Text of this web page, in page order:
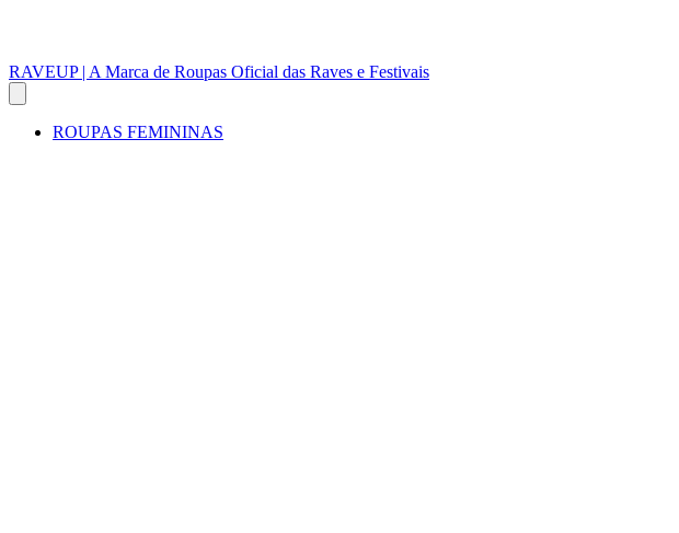
RAVEUP | A Marca de Roupas Oficial das Raves e Festivais
ROUPAS FEMININAS